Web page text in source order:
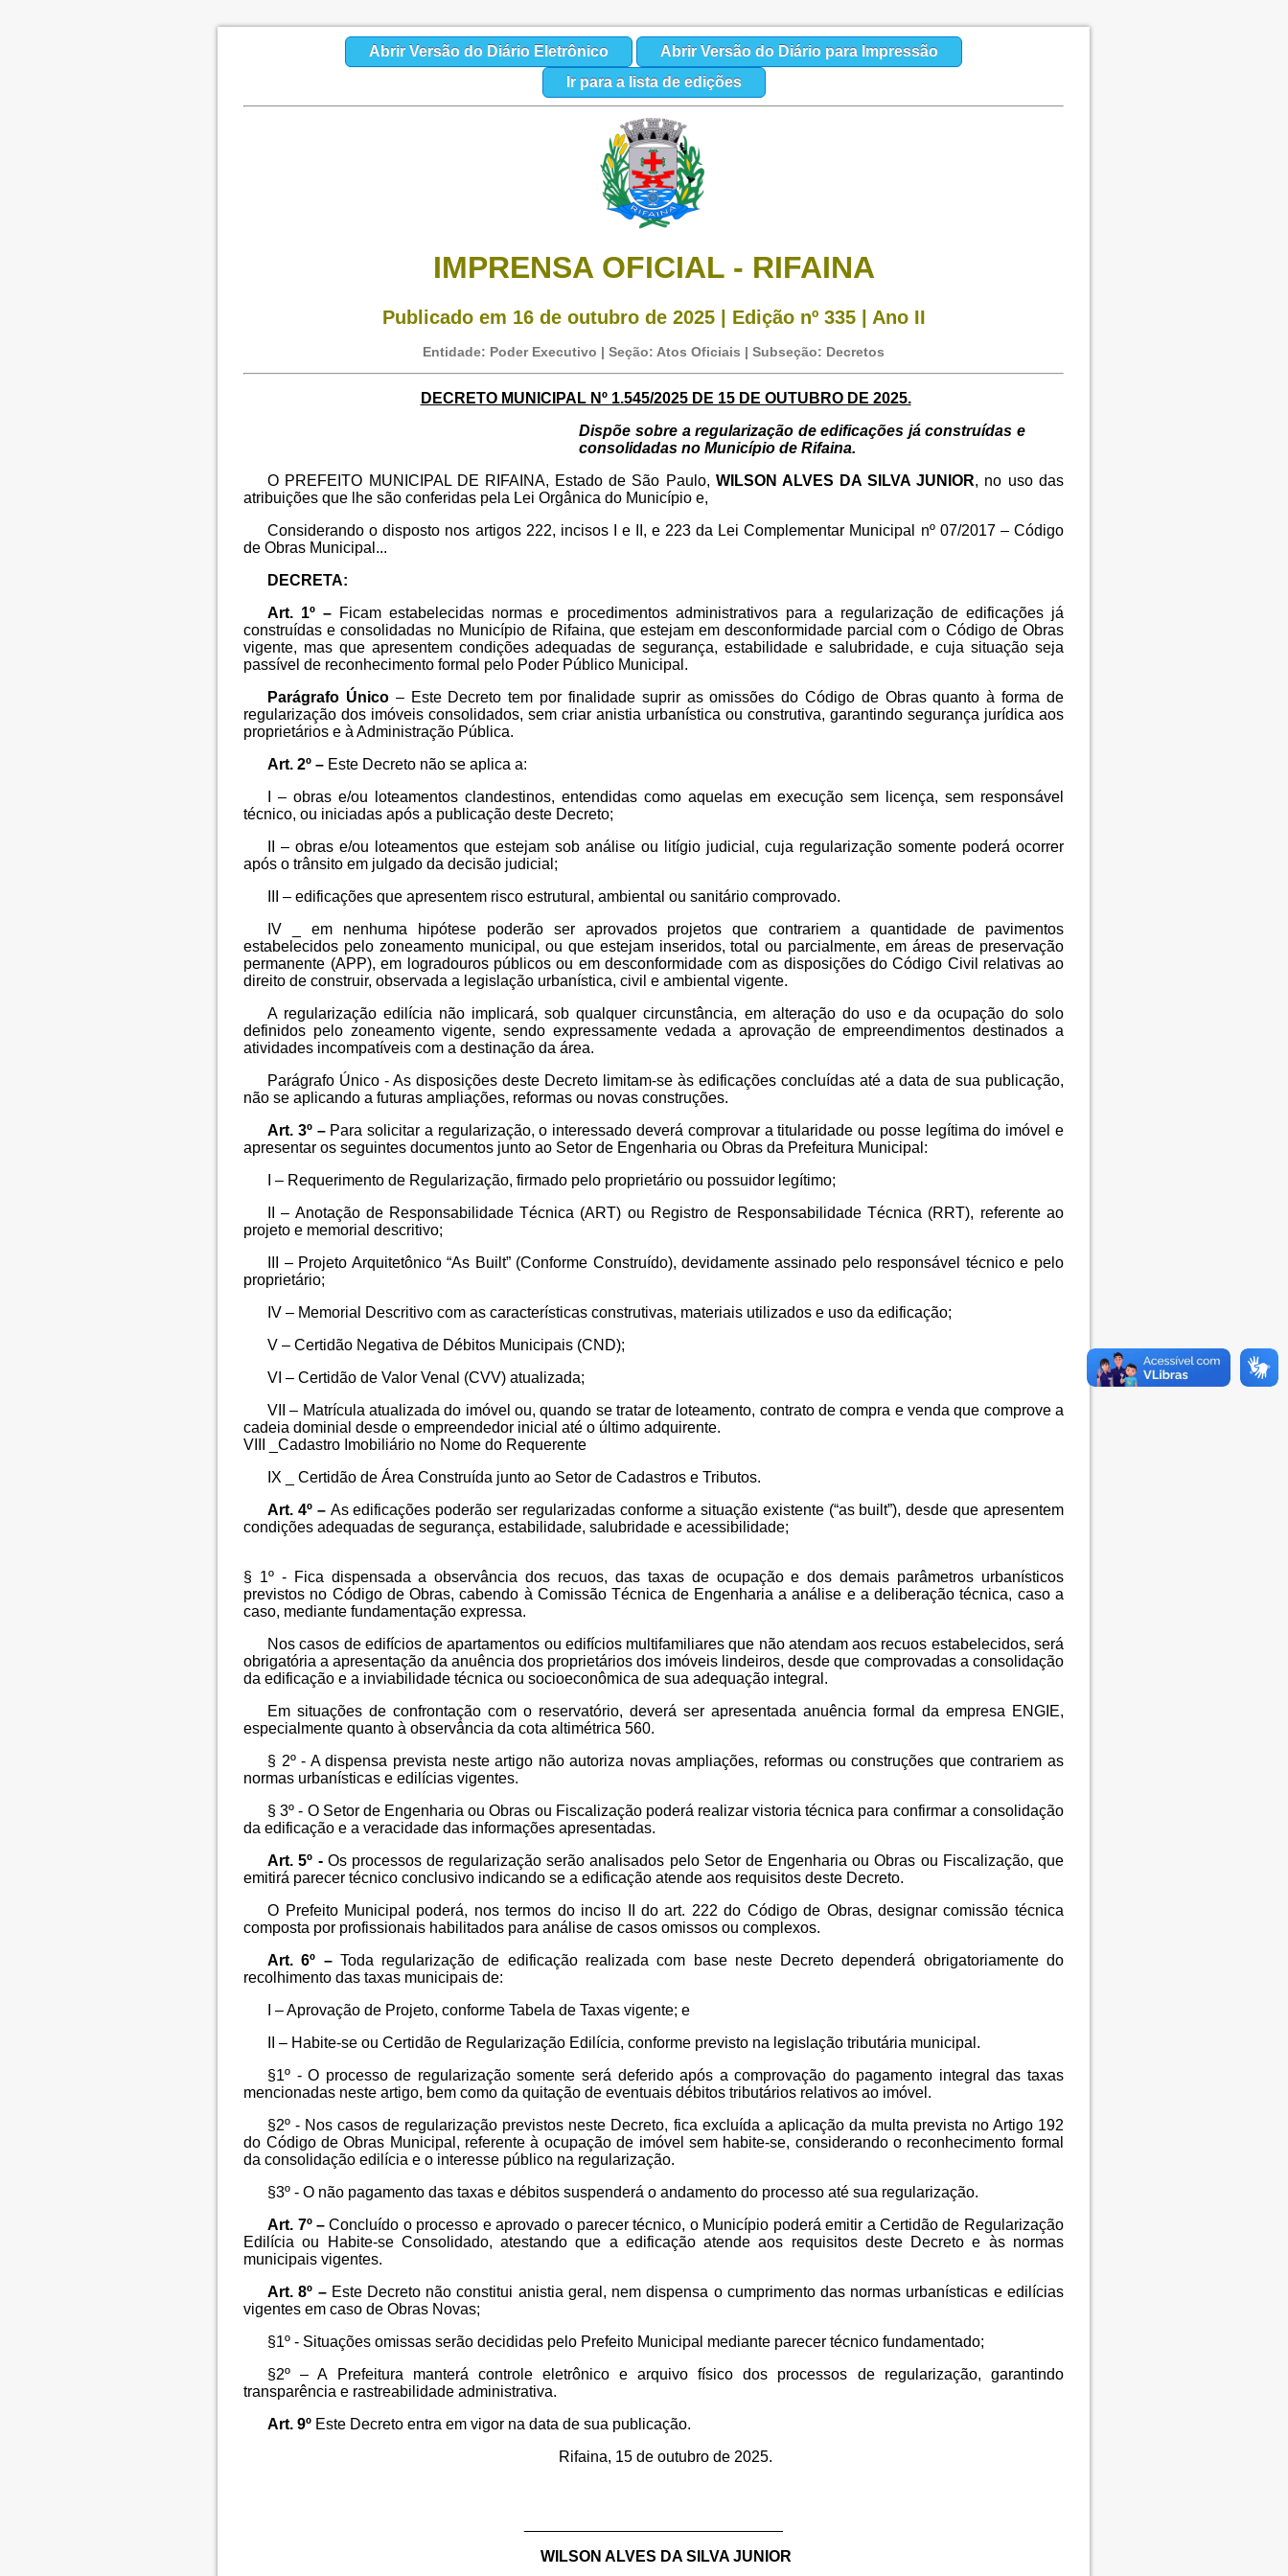
Abrir Versão do Diário Eletrônico
Abrir Versão do Diário para Impressão
Ir para a lista de edições
IMPRENSA OFICIAL - RIFAINA
Publicado em 16 de outubro de 2025 | Edição nº 335 | Ano II
Entidade: Poder Executivo | Seção: Atos Oficiais | Subseção: Decretos
DECRETO MUNICIPAL Nº 1.545/2025 DE 15 DE OUTUBRO DE 2025.
Dispõe sobre a regularização de edificações já construídas e
consolidadas no Município de Rifaina.
O PREFEITO MUNICIPAL DE RIFAINA, Estado de São Paulo, WILSON ALVES DA SILVA JUNIOR, no uso das
atribuições que lhe são conferidas pela Lei Orgânica do Município e,
Considerando o disposto nos artigos 222, incisos I e II, e 223 da Lei Complementar Municipal nº 07/2017 – Código
de Obras Municipal...
DECRETA:
Art. 1º – Ficam estabelecidas normas e procedimentos administrativos para a regularização de edificações já
construídas e consolidadas no Município de Rifaina, que estejam em desconformidade parcial com o Código de Obras
vigente, mas que apresentem condições adequadas de segurança, estabilidade e salubridade, e cuja situação seja
passível de reconhecimento formal pelo Poder Público Municipal.
Parágrafo Único – Este Decreto tem por finalidade suprir as omissões do Código de Obras quanto à forma de
regularização dos imóveis consolidados, sem criar anistia urbanística ou construtiva, garantindo segurança jurídica aos
proprietários e à Administração Pública.
Art. 2º – Este Decreto não se aplica a:
I – obras e/ou loteamentos clandestinos, entendidas como aquelas em execução sem licença, sem responsável
técnico, ou iniciadas após a publicação deste Decreto;
II – obras e/ou loteamentos que estejam sob análise ou litígio judicial, cuja regularização somente poderá ocorrer
após o trânsito em julgado da decisão judicial;
III – edificações que apresentem risco estrutural, ambiental ou sanitário comprovado.
IV _ em nenhuma hipótese poderão ser aprovados projetos que contrariem a quantidade de pavimentos
estabelecidos pelo zoneamento municipal, ou que estejam inseridos, total ou parcialmente, em áreas de preservação
permanente (APP), em logradouros públicos ou em desconformidade com as disposições do Código Civil relativas ao
direito de construir, observada a legislação urbanística, civil e ambiental vigente.
A regularização edilícia não implicará, sob qualquer circunstância, em alteração do uso e da ocupação do solo
definidos pelo zoneamento vigente, sendo expressamente vedada a aprovação de empreendimentos destinados a
atividades incompatíveis com a destinação da área.
Parágrafo Único - As disposições deste Decreto limitam-se às edificações concluídas até a data de sua publicação,
não se aplicando a futuras ampliações, reformas ou novas construções.
Art. 3º – Para solicitar a regularização, o interessado deverá comprovar a titularidade ou posse legítima do imóvel e
apresentar os seguintes documentos junto ao Setor de Engenharia ou Obras da Prefeitura Municipal:
I – Requerimento de Regularização, firmado pelo proprietário ou possuidor legítimo;
II – Anotação de Responsabilidade Técnica (ART) ou Registro de Responsabilidade Técnica (RRT), referente ao
projeto e memorial descritivo;
III – Projeto Arquitetônico “As Built” (Conforme Construído), devidamente assinado pelo responsável técnico e pelo
proprietário;
IV – Memorial Descritivo com as características construtivas, materiais utilizados e uso da edificação;
V – Certidão Negativa de Débitos Municipais (CND);
VI – Certidão de Valor Venal (CVV) atualizada;
VII – Matrícula atualizada do imóvel ou, quando se tratar de loteamento, contrato de compra e venda que comprove a
cadeia dominial desde o empreendedor inicial até o último adquirente.
VIII _Cadastro Imobiliário no Nome do Requerente
IX _ Certidão de Área Construída junto ao Setor de Cadastros e Tributos.
Art. 4º – As edificações poderão ser regularizadas conforme a situação existente (“as built”), desde que apresentem
condições adequadas de segurança, estabilidade, salubridade e acessibilidade;
§ 1º - Fica dispensada a observância dos recuos, das taxas de ocupação e dos demais parâmetros urbanísticos
previstos no Código de Obras, cabendo à Comissão Técnica de Engenharia a análise e a deliberação técnica, caso a
caso, mediante fundamentação expressa.
Nos casos de edifícios de apartamentos ou edifícios multifamiliares que não atendam aos recuos estabelecidos, será
obrigatória a apresentação da anuência dos proprietários dos imóveis lindeiros, desde que comprovadas a consolidação
da edificação e a inviabilidade técnica ou socioeconômica de sua adequação integral.
Em situações de confrontação com o reservatório, deverá ser apresentada anuência formal da empresa ENGIE,
especialmente quanto à observância da cota altimétrica 560.
§ 2º - A dispensa prevista neste artigo não autoriza novas ampliações, reformas ou construções que contrariem as
normas urbanísticas e edilícias vigentes.
§ 3º - O Setor de Engenharia ou Obras ou Fiscalização poderá realizar vistoria técnica para confirmar a consolidação
da edificação e a veracidade das informações apresentadas.
Art. 5º - Os processos de regularização serão analisados pelo Setor de Engenharia ou Obras ou Fiscalização, que
emitirá parecer técnico conclusivo indicando se a edificação atende aos requisitos deste Decreto.
O Prefeito Municipal poderá, nos termos do inciso II do art. 222 do Código de Obras, designar comissão técnica
composta por profissionais habilitados para análise de casos omissos ou complexos.
Art. 6º – Toda regularização de edificação realizada com base neste Decreto dependerá obrigatoriamente do
recolhimento das taxas municipais de:
I – Aprovação de Projeto, conforme Tabela de Taxas vigente; e
II – Habite-se ou Certidão de Regularização Edilícia, conforme previsto na legislação tributária municipal.
§1º - O processo de regularização somente será deferido após a comprovação do pagamento integral das taxas
mencionadas neste artigo, bem como da quitação de eventuais débitos tributários relativos ao imóvel.
§2º - Nos casos de regularização previstos neste Decreto, fica excluída a aplicação da multa prevista no Artigo 192
do Código de Obras Municipal, referente à ocupação de imóvel sem habite-se, considerando o reconhecimento formal
da consolidação edilícia e o interesse público na regularização.
§3º - O não pagamento das taxas e débitos suspenderá o andamento do processo até sua regularização.
Art. 7º –Concluído o processo e aprovado o parecer técnico, o Município poderá emitir a Certidão de Regularização
Edilícia ou Habite-se Consolidado, atestando que a edificação atende aos requisitos deste Decreto e às normas
municipais vigentes.
Art. 8º – Este Decreto não constitui anistia geral, nem dispensa o cumprimento das normas urbanísticas e edilícias
vigentes em caso de Obras Novas;
§1º - Situações omissas serão decididas pelo Prefeito Municipal mediante parecer técnico fundamentado;
§2º – A Prefeitura manterá controle eletrônico e arquivo físico dos processos de regularização, garantindo
transparência e rastreabilidade administrativa.
Art. 9º Este Decreto entra em vigor na data de sua publicação.
Rifaina, 15 de outubro de 2025.
WILSON ALVES DA SILVA JUNIOR